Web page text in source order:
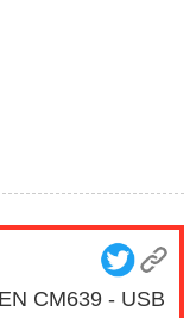
CM639 - USB